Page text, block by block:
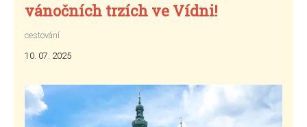
vánočních trzích ve Vídni!
cestování
10. 07. 2025